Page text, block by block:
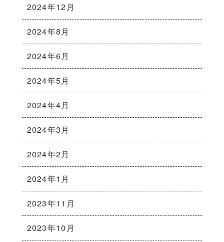
2024年12月
2024年8月
2024年6月
2024年5月
2024年4月
2024年3月
2024年2月
2024年1月
2023年11月
2023年10月